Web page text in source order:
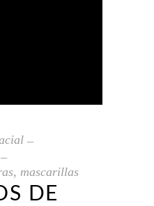
, mascarillas
DE